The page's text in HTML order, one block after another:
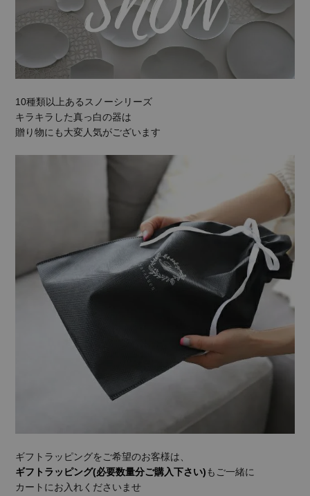
10種類以上あるスノーシリーズ
キラキラした真っ白の器は
贈り物にも大変人気がございます
ギフトラッピングをご希望のお客様は、
ギフトラッピング(必要数量分ご購入下さい)もご一緒に
カートにお入れくださいませ